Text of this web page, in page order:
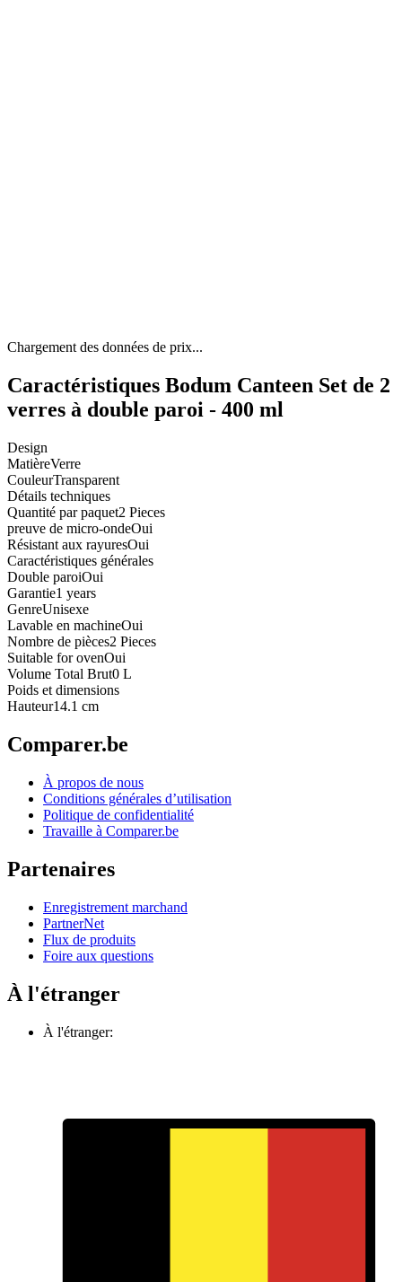
Chargement des données de prix...
Caractéristiques Bodum Canteen Set de 2
verres à double paroi - 400 ml
Design
MatièreVerre
CouleurTransparent
Détails techniques
Quantité par paquet2 Pieces
preuve de micro-ondeOui
Résistant aux rayuresOui
Caractéristiques générales
Double paroiOui
Garantie1 years
GenreUnisexe
Lavable en machineOui
Nombre de pièces2 Pieces
Suitable for ovenOui
Volume Total Brut0 L
Poids et dimensions
Hauteur14.1 cm
Comparer.be
À propos de nous
Conditions générales d’utilisation
Politique de confidentialité
Travaille à Comparer.be
Partenaires
Enregistrement marchand
PartnerNet
Flux de produits
Foire aux questions
À l'étranger
À l'étranger: